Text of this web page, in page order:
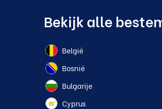
Bekijk alle
België
Bosnië
Bulgarije
Cyprus